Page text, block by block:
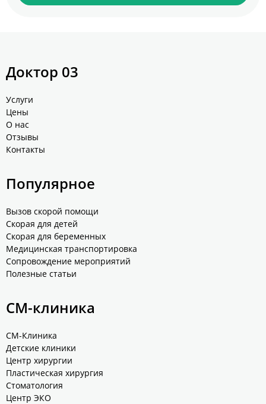
Доктор 03
Услуги
Цены
О нас
Отзывы
Контакты
Популярное
Вызов скорой помощи
Скорая для детей
Скорая для беременных
Медицинская транспортировка
Сопровождение мероприятий
Полезные статьи
СМ-клиника
СМ-Клиника
Детские клиники
Центр хирургии
Пластическая хирургия
Стоматология
Центр ЭКО